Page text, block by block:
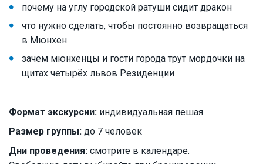
почему на углу городской ратуши сидит дракон
что нужно сделать, чтобы постоянно возвращаться
в Мюнхен
зачем мюнхенцы и гости города трут мордочки на
щитах четырёх львов Резиденции
Формат экскурсии: индивидуальная пешая
Размер группы: до 7 человек
Дни проведения: смотрите в календаре.